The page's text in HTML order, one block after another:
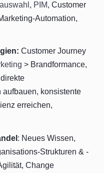
, PIM, Customer
Automation,
Customer Journey
> Brandformance,
konsistente
erreichen,
: Neues Wissen,
Strukturen & -
Change